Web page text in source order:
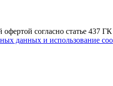
согласно статье
данных и использование